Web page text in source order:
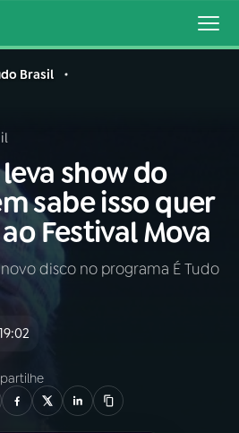
Buscar
AO VIVO
Brasil
show do
sabe isso quer
Festival Mova
disco no programa É Tudo